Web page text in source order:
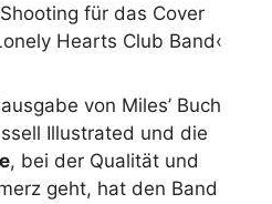
für das Cover
Hearts Club Band‹
von Miles’ Buch
Illustrated und die
, bei der Qualität und
geht, hat den Band